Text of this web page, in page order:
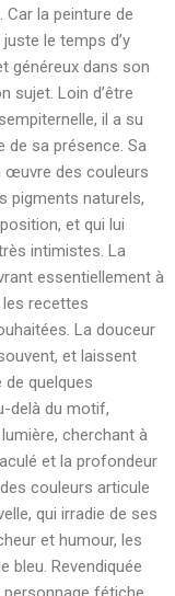
la peinture de
le temps d’y
généreux dans son
sujet. Loin d’être
il a su
de sa présence. Sa
œuvre des couleurs
pigments naturels,
et qui lui
intimistes. La
essentiellement à
les recettes
La douceur
et laissent
de quelques
delà du motif,
cherchant à
et la profondeur
couleurs articule
qui irradie de ses
et humour, les
bleu. Revendiquée